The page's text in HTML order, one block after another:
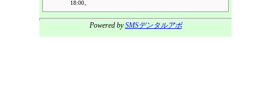
18:00。
Powered bySMSデンタルアポ